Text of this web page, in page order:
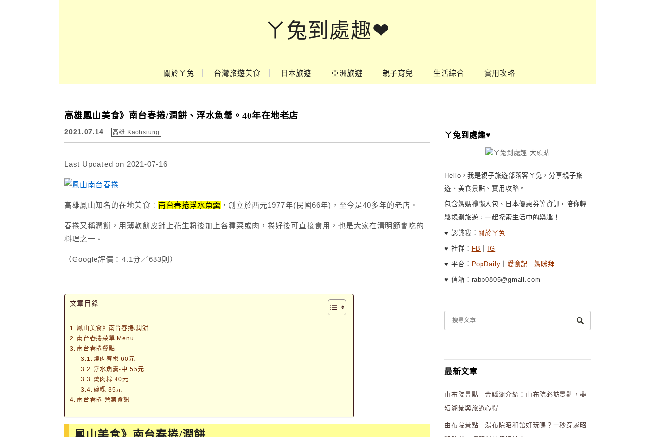
ㄚ兔到處趣❤
關於ㄚ兔 台灣旅遊美食 日本旅遊 亞洲旅遊 親子育兒 生活綜合 實用攻略
高雄鳳山美食》南台春捲/潤餅、浮水魚羹。40年在地老店
2021.07.14 高雄 Kaohsiung
Last Updated on 2021-07-16
高雄鳳山知名的在地美食： 南台春捲浮水魚羹 ，創立於西元1977年(民國66年)，至今是40多年的老店。
春捲又稱潤餅，用薄軟餅皮鋪上花生粉後加上各種菜或肉，捲好後可直接食用，也是大家在清明節會吃的
料理之一。
（Google評價：4.1分／683則）
文章目錄
鳳山美食》南台春捲/潤餅
南台春捲菜單 Menu
南台春捲餐點
燒肉春捲 60元
浮水魚羹-中 55元
燒肉粽 40元
碗粿 35元
南台春捲 營業資訊
ㄚ兔到處趣♥
Hello，我是親子旅遊部落客ㄚ兔，分享親子旅
遊、美食景點、實用攻略。
包含媽媽禮懶人包、日本優惠券等資訊，陪你輕
鬆規劃旅遊，一起探索生活中的樂趣！
♥ 認識我： 關於ㄚ兔
♥ 社群： FB IG
♥ 平台： PopDaily 愛食記 ｜媽咪拜
♥ 信箱：rabb0805@gmail.com
最新文章
由布院景點｜金鱗湖介紹：由布院必訪景點，夢
幻湖景與旅遊心得
由布院景點｜湯布院昭和館好玩嗎？一秒穿越昭